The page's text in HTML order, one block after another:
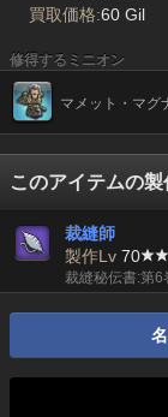
買取価格:60 Gil
修得するミニオン
マメット・マグ
このアイテムの
裁縫師
製作Lv 70
裁縫秘伝書:第6